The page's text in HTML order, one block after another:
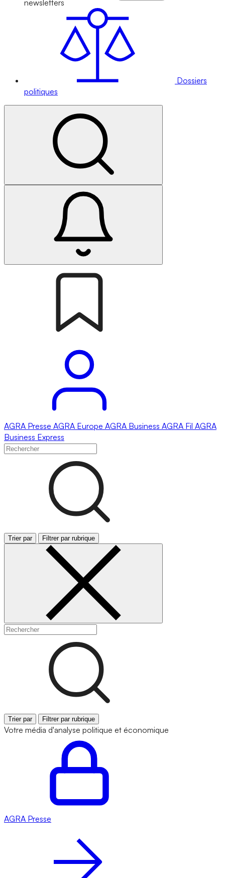
newsletters
Dossiers
politiques
AGRA Presse AGRA Europe AGRA Business AGRA Fil AGRA
Business Express
Trier par Filtrer par rubrique
Trier par Filtrer par rubrique
Votre média d'analyse politique et économique
AGRA Presse